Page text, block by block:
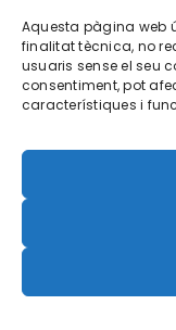
Aquesta pàgina web
finalitat tècnica, no
usuaris sense el seu
consentiment, pot
característiques i
Marcatges
Campus